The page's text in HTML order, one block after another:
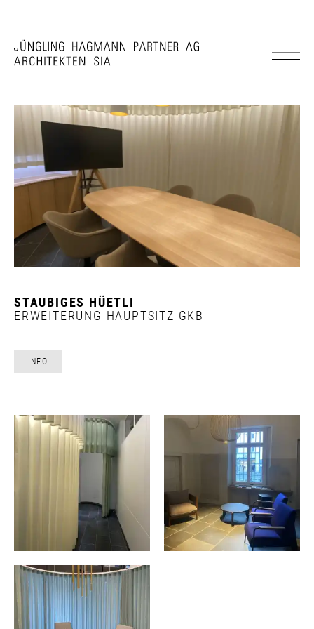
STAUBIGES HÜETLI
ERWEITERUNG HAUPTSITZ GKB
INFO